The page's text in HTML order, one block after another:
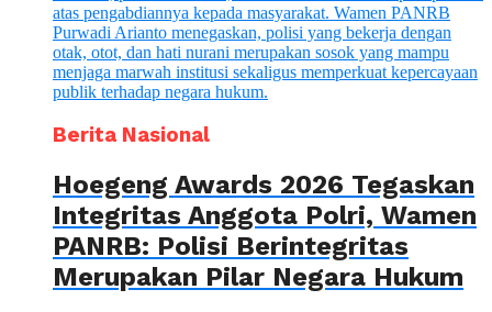
Berita Nasional
Hoegeng Awards 2026 Tegaskan
Integritas Anggota Polri, Wamen
PANRB: Polisi Berintegritas
Merupakan Pilar Negara Hukum